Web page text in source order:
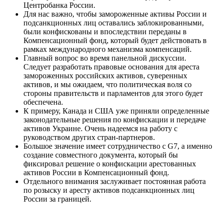
Центробанка России.
Для нас важно, чтобы замороженные активы России и
подсанкционных лиц оставались заблокированными,
были конфискованы и впоследствии переданы в
Компенсационный фонд, который будет действовать в
рамках международного механизма компенсаций.
Главный вопрос во время панельной дискуссии.
Следует разработать правовые основания для ареста
замороженных российских активов, суверенных
активов, и мы ожидаем, что политическая воля со
стороны правительств и парламентов для этого будет
обеспечена.
К примеру, Канада и США уже приняли определенные
законодательные решения по конфискации и передаче
активов Украине. Очень надеемся на работу с
руководством других стран-партнеров.
Большое значение имеет сотрудничество с G7, а именно
создание совместного документа, который бы
фиксировал решение о конфискации арестованных
активов России в Компенсационный фонд.
Отдельного внимания заслуживает постоянная работа
по розыску и аресту активов подсанкционных лиц
России за границей.